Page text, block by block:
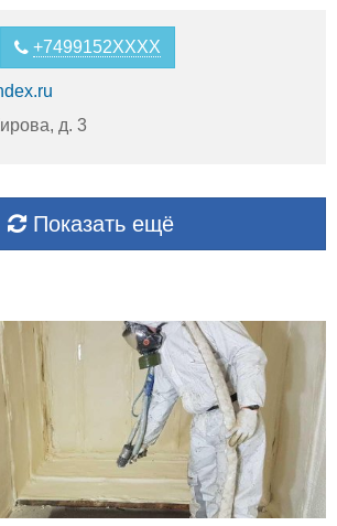
+7499152XXXX
д. 3
Показать ещё